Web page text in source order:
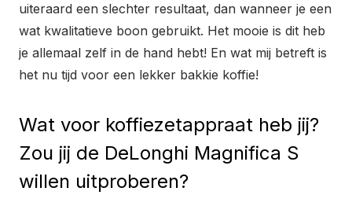
uiteraard een slechter resultaat, dan wanneer je een
wat kwalitatieve boon gebruikt. Het mooie is dit heb
je allemaal zelf in de hand hebt! En wat mij betreft is
het nu tijd voor een lekker bakkie koffie!
Wat voor koffiezetappraat heb jij?
Zou jij de DeLonghi Magnifica S
willen uitproberen?